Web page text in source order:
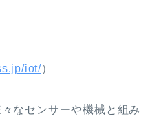
iot/）
なセンサーや機械と組み